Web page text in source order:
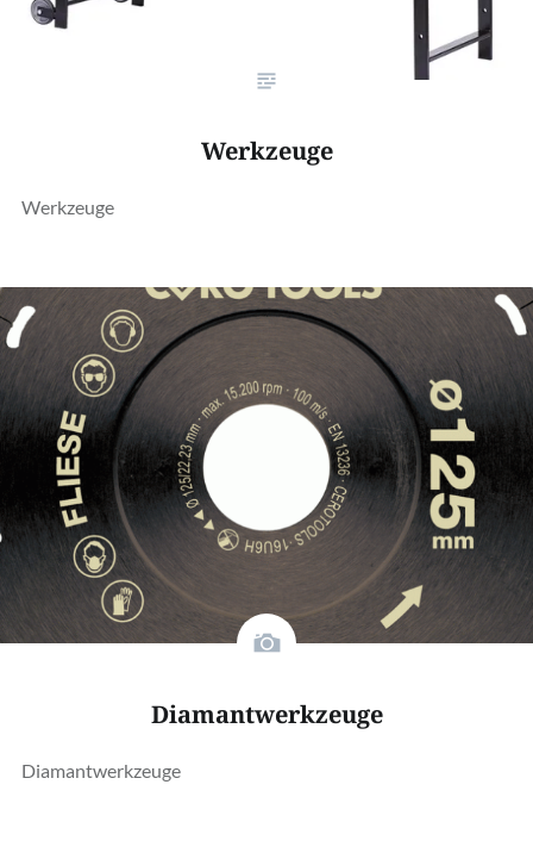
Werkzeuge
Werkzeuge
Diamantwerkzeuge
Diamantwerkzeuge